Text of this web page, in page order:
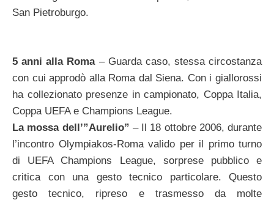
San Pietroburgo.
5 anni alla Roma– Guarda caso, stessa circostanza
con cui approdò alla Roma dal Siena. Con i giallorossi
ha collezionato presenze in campionato, Coppa Italia,
Coppa UEFA e Champions League.
La mossa dell’”Aurelio” – Il 18 ottobre 2006, durante
l’incontro Olympiakos-Roma valido per il primo turno
di UEFA Champions League, sorprese pubblico e
critica con una gesto tecnico particolare. Questo
gesto tecnico, ripreso e trasmesso da molte